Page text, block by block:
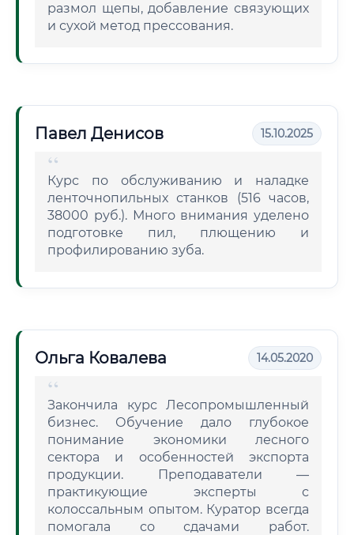
размол щепы, добавление связующих
и сухой метод прессования.
Павел Денисов 15.10.2025
Курс по обслуживанию и наладке
ленточнопильных станков (516 часов,
38000 руб.). Много внимания уделено
подготовке пил, плющению и
профилированию зуба.
Ольга Ковалева 14.05.2020
Закончила курс Лесопромышленный
бизнес. Обучение дало глубокое
понимание экономики лесного
сектора и особенностей экспорта
продукции. Преподаватели —
практикующие эксперты с
колоссальным опытом. Куратор всегда
помогала со сдачами работ.